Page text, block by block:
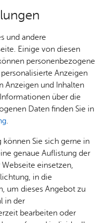
Bauen
& Um­
welt
Geo­
da­ten
Ge­
sund­
heit &
kum
– An­zei­ge /
Zelte, Tribünen
Anlagen, die
an unterschiedlichen
als dauerhaft errichtete
und andere
Einige von diesen
personenbezogene
Anzeigen
Anzeigen und Inhalten
über die
Daten finden Sie in
.
Sie sich gerne in
genaue Auflistung der
einsetzen,
in die
um dieses Angebot zu
in der
bearbeiten oder